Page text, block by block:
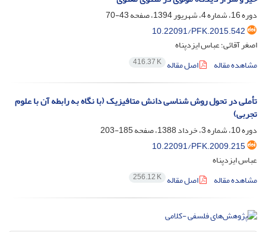
دوره 16، شماره 4، شهریور 1394، صفحه
43-70
10.22091/PFK.2015.542
اصغر آقائی؛ عباس ایزدپناه
مشاهده مقاله
اصل مقاله 416.37 K
تأملی در تحول روش شناسی دانش متافیزیک (با نگاه به رابطه آن با علوم
تجربی)
دوره 10، شماره 3، خرداد 1388، صفحه
185-203
10.22091/PFK.2009.215
عباس ایزدپناه
مشاهده مقاله
اصل مقاله 256.12 K